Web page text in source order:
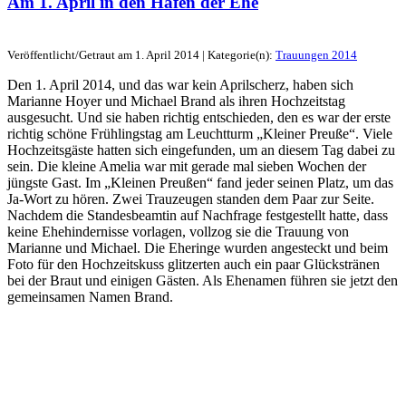
Veröffentlicht/Getraut am 1. April 2014 | Kategorie(n): Trauungen 2014
Den 1. April 2014, und das war kein Aprilscherz, haben sich
Marianne Hoyer und Michael Brand als ihren Hochzeitstag
ausgesucht. Und sie haben richtig entschieden, den es war der erste
richtig schöne Frühlingstag am Leuchtturm „Kleiner Preuße“. Viele
Hochzeitsgäste hatten sich eingefunden, um an diesem Tag dabei zu
sein. Die kleine Amelia war mit gerade mal sieben Wochen der
jüngste Gast. Im „Kleinen Preußen“ fand jeder seinen Platz, um das
Ja-Wort zu hören. Zwei Trauzeugen standen dem Paar zur Seite.
Nachdem die Standesbeamtin auf Nachfrage festgestellt hatte, dass
keine Ehehindernisse vorlagen, vollzog sie die Trauung von
Marianne und Michael. Die Eheringe wurden angesteckt und beim
Foto für den Hochzeitskuss glitzerten auch ein paar Glückstränen
bei der Braut und einigen Gästen. Als Ehenamen führen sie jetzt den
gemeinsamen Namen Brand.